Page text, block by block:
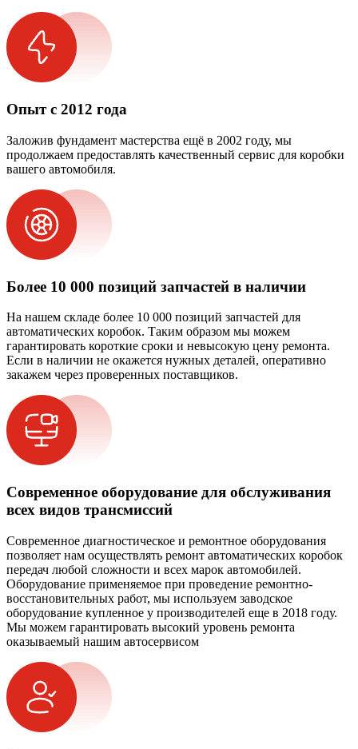
Опыт с 2012 года
Заложив фундамент мастерства ещё в 2002 году, мы
продолжаем предоставлять качественный сервис для коробки
вашего автомобиля.
Более 10 000 позиций запчастей в наличии
На нашем складе более 10 000 позиций запчастей для
автоматических коробок. Таким образом мы можем
гарантировать короткие сроки и невысокую цену ремонта.
Если в наличии не окажется нужных деталей, оперативно
закажем через проверенных поставщиков.
Современное оборудование для обслуживания
всех видов трансмиссий
Современное диагностическое и ремонтное оборудования
позволяет нам осуществлять ремонт автоматических коробок
передач любой сложности и всех марок автомобилей.
Оборудование применяемое при проведение ремонтно-
восстановительных работ, мы используем заводское
оборудование купленное у производителей еще в 2018 году.
Мы можем гарантировать высокий уровень ремонта
оказываемый нашим автосервисом